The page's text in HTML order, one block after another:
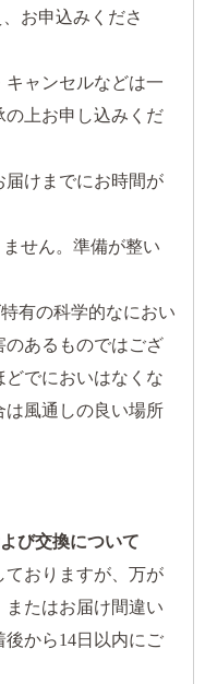
お申込みくださ
ャンセルなどは一
の上お申し込みくだ
けまでにお時間が
せん。準備が整い
有の科学的なにおい
のあるものではござ
でにおいはなくな
は風通しの良い場所
び交換について
ておりますが、万が
たはお届け間違い
から14日以内にご